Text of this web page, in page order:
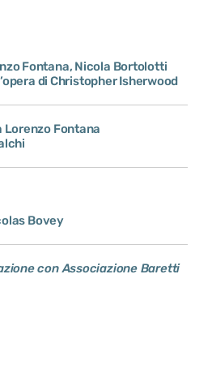
Fontana, Nicola Bortolotti
di Christopher Isherwood
Fontana
Bovey
con Associazione Baretti